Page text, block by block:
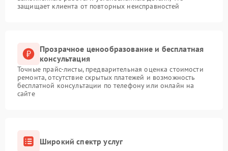
защищает клиента от повторных неисправностей
Прозрачное ценообразование и бесплатная
консультация
Точные прайс-листы, предварительная оценка стоимости
ремонта, отсутствие скрытых платежей и возможность
бесплатной консультации по телефону или онлайн на
сайте
Широкий спектр услуг